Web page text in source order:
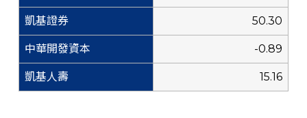
50.30
-0.89
15.16